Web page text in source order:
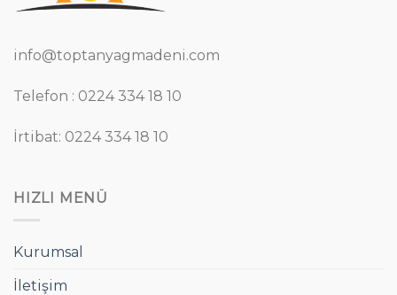
info@toptanyagmadeni.com
Telefon : 0224 334 18 10
İrtibat: 0224 334 18 10
HIZLI MENÜ
Kurumsal
İletişim